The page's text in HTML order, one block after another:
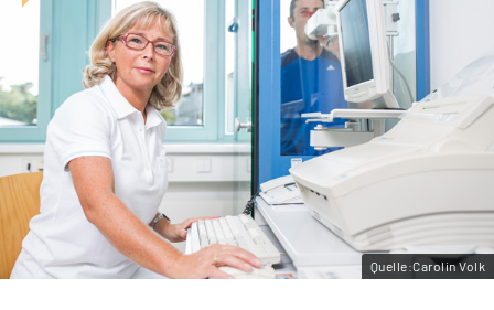
Karriere
Erweiterte Suche
Leichte Sprache
Gebärdensprache
Quelle:Carolin Volk